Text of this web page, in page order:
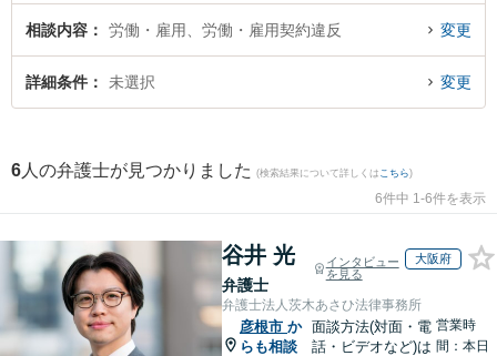
解決の実績豊富な近くの弁護士を検索したい』『初回相談無料で労働・雇用契
約違反を法律相談できる彦根市内の弁護士に相談予約したい』などでお困りの
相談者さんにおすすめです。
相談内容 労働・雇用、労働・雇用契約違反 変更
詳細条件 未選択 変更
6 人の弁護士が見つかりました (検索結果について詳しくは こちら)
6件中 1-6件を表示
谷井 光
弁護士
インタビュー
を見る
大阪府
弁護士法人茨木あさひ法律事務所
彦根市 か
らも相談
面談方法(対面・電
話・ビデオなど)は
営業時
間：本日